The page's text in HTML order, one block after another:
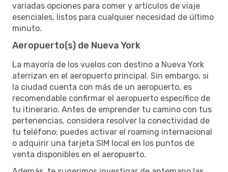
variadas opciones para comer y artículos de viaje
esenciales, listos para cualquier necesidad de último
minuto.
Aeropuerto(s) de Nueva York
La mayoría de los vuelos con destino a Nueva York
aterrizan en el aeropuerto principal. Sin embargo, si
la ciudad cuenta con más de un aeropuerto, es
recomendable confirmar el aeropuerto específico de
tu itinerario. Antes de emprender tu camino con tus
pertenencias, considera resolver la conectividad de
tu teléfono; puedes activar el roaming internacional
o adquirir una tarjeta SIM local en los puntos de
venta disponibles en el aeropuerto.